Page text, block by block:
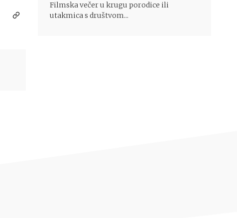
Filmska večer u krugu porodice ili
utakmica s društvom...